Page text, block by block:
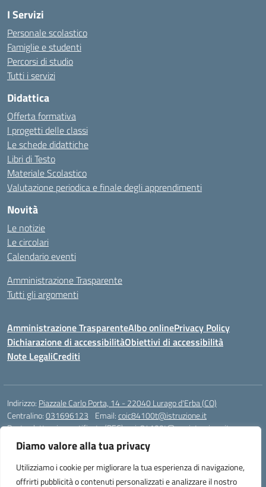
Diamo valore alla tua privacy
Utilizziamo i cookie per migliorare la tua esperienza di navigazione,
offrirti pubblicità o contenuti personalizzati e analizzare il nostro
I Servizi
Personale scolastico
Famiglie e studenti
Percorsi di studio
Tutti i servizi
Didattica
Offerta formativa
I progetti delle classi
Le schede didattiche
Libri di Testo
Materiale Scolastico
Valutazione periodica e finale degli apprendimenti
Novità
Le notizie
Le circolari
Calendario eventi
Amministrazione Trasparente
Tutti gli argomenti
Amministrazione TrasparenteAlbo onlinePrivacy Policy
Dichiarazione di accessibilitàObiettivi di accessibilità
Note LegaliCrediti
Indirizzo: Piazzale Carlo Porta, 14 - 22040 Lurago d'Erba (CO)
Centralino:031696123 Email:coic84100t@istruzione.it
Posta elettronica certificata (PEC):coic84100t@pec.istruzione.it
Codice fiscale: 82002040135
Codice meccanografico:
COIC84100T
Codice unico di fatturazione (CUF): UFKWZ7